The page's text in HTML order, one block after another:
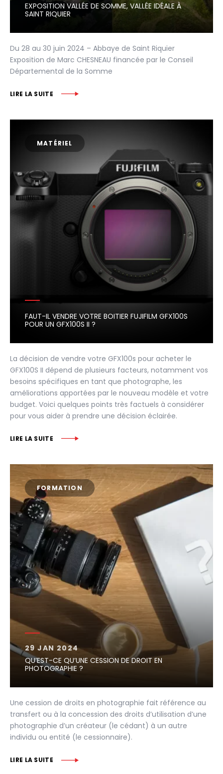
EXPOSITION VALLÉE DE SOMME, VALLÉE IDÉALE À
SAINT RIQUIER
Du 28 au 30 juin 2024 – Abbaye de Saint Riquier
Exposition de Marc CHESNEAU financée par le Conseil
Départemental de la Somme
LIRE LA SUITE
MATÉRIEL
FAUT-IL VENDRE VOTRE BOITIER FUJIFILM GFX100S
POUR UN GFX100S II ?
La décision de vendre votre GFX100s pour acheter le
GFX100S II dépend de plusieurs facteurs, notamment vos
besoins spécifiques en tant que photographe, les
améliorations apportées par le nouveau modèle et votre
budget. Voici quelques points très factuels à considérer
pour vous aider à prendre une décision éclairée.
LIRE LA SUITE
FORMATION
29 JAN 2024
QU’EST-CE QU’UNE CESSION DE DROIT EN
PHOTOGRAPHIE ?
Une cession de droits en photographie fait référence au
transfert ou à la concession des droits d’utilisation d’une
photographie d’un créateur (le cédant) à un autre
individu ou entité (le cessionnaire).
LIRE LA SUITE